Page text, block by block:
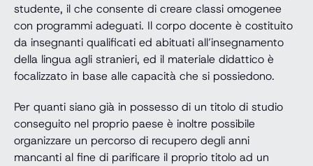
studente, il che consente di creare classi omogenee
con programmi adeguati. Il corpo docente è costituito
da insegnanti qualificati ed abituati all’insegnamento
della lingua agli stranieri, ed il materiale didattico è
focalizzato in base alle capacità che si possiedono.
Per quanti siano già in possesso di un titolo di studio
conseguito nel proprio paese è inoltre possibile
organizzare un percorso di recupero degli anni
mancanti al fine di parificare il proprio titolo ad un